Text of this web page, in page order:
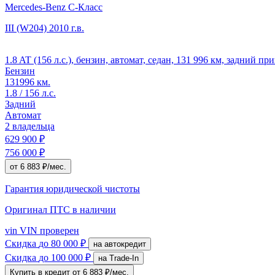
Mercedes-Benz C-Класс
III (W204) 2010 г.в.
1.8 AT (156 л.с.), бензин, автомат, седан, 131 996 км, задний
Бензин
131996 км.
1.8 / 156 л.с.
Задний
Автомат
2 владельца
629 900 ₽
756 000 ₽
от 6 883 ₽/мес.
Гарантия юридической чистоты
Оригинал ПТС в наличии
vin VIN проверен
Скидка до 80 000 ₽ на автокредит
Скидка до 100 000 ₽
на Trade-In
Купить в кредит от 6 883 ₽/мес.